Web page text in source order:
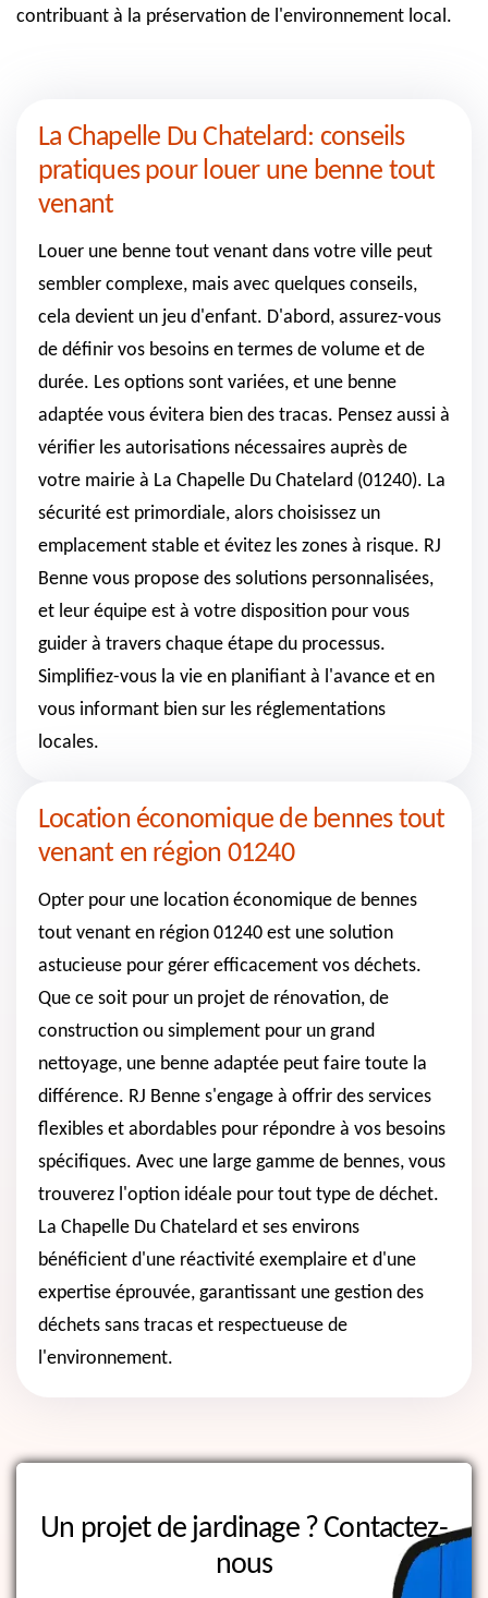
contribuant à la préservation de l'environnement local.
La Chapelle Du Chatelard: conseils
pratiques pour louer une benne tout
venant
Louer une benne tout venant dans votre ville peut
sembler complexe, mais avec quelques conseils,
cela devient un jeu d'enfant. D'abord, assurez-vous
de définir vos besoins en termes de volume et de
durée. Les options sont variées, et une benne
adaptée vous évitera bien des tracas. Pensez aussi à
vérifier les autorisations nécessaires auprès de
votre mairie à La Chapelle Du Chatelard (01240). La
sécurité est primordiale, alors choisissez un
emplacement stable et évitez les zones à risque. RJ
Benne vous propose des solutions personnalisées,
et leur équipe est à votre disposition pour vous
guider à travers chaque étape du processus.
Simplifiez-vous la vie en planifiant à l'avance et en
vous informant bien sur les réglementations
locales.
Location économique de bennes tout
venant en région 01240
Opter pour une location économique de bennes
tout venant en région 01240 est une solution
astucieuse pour gérer efficacement vos déchets.
Que ce soit pour un projet de rénovation, de
construction ou simplement pour un grand
nettoyage, une benne adaptée peut faire toute la
différence. RJ Benne s'engage à offrir des services
flexibles et abordables pour répondre à vos besoins
spécifiques. Avec une large gamme de bennes, vous
trouverez l'option idéale pour tout type de déchet.
La Chapelle Du Chatelard et ses environs
bénéficient d'une réactivité exemplaire et d'une
expertise éprouvée, garantissant une gestion des
déchets sans tracas et respectueuse de
l'environnement.
Un projet de jardinage ? Contactez-
nous